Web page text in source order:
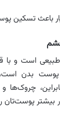
باعث تسکین
طبیعی است و با
بدن
پوست‌تان